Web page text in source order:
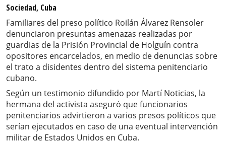
Sociedad, Cuba
Familiares del preso político Roilán Álvarez Rensoler
denunciaron presuntas amenazas realizadas por
guardias de la Prisión Provincial de Holguín contra
opositores encarcelados, en medio de denuncias sobre
el trato a disidentes dentro del sistema penitenciario
cubano.
Según un testimonio difundido por Martí Noticias, la
hermana del activista aseguró que funcionarios
penitenciarios advirtieron a varios presos políticos que
serían ejecutados en caso de una eventual intervención
militar de Estados Unidos en Cuba.